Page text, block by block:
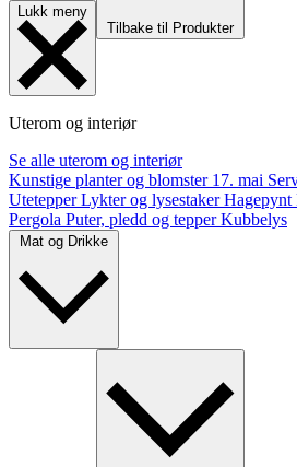
Lukk meny
Tilbake til Produkter
Uterom og interiør
Se alle uterom og interiør
Kunstige planter og blomster 17. mai
UtetepperLykter og lysestakerHagepynt
Pergola Puter, pledd og tepperKubbelys